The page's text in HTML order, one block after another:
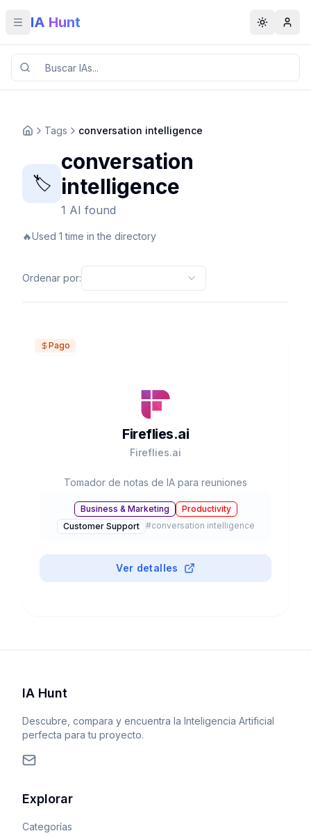
Toggle menu
IA Hunt Toggle
Tags conversation intelligence
🏷️
conversation
intelligence
1 AI found
🔥Used 1 time in the directory
Ordenar por:
Pago
Fireflies.ai
Fireflies.ai
Tomador de notas de IA para reuniones
Business & Marketing
Productivity
Customer Support
#conversation intelligence
Ver detalles
IA Hunt
Descubre, compara y encuentra la Inteligencia Artificial
perfecta para tu proyecto.
Explorar
Categorías